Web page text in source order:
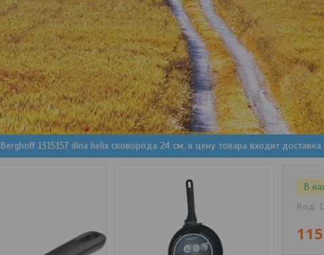
Berghoff 1315157 dina helix сковорода 24 см, в цену товара входит доставка
В
Код:
115